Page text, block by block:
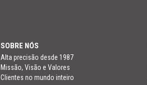
SOBRE NÓS
Alta precisão desde 1987
Missão, Visão e Valores
Clientes no mundo inteiro